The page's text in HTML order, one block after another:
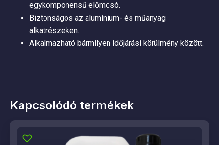
egykomponensű előmosó.
Biztonságos az alumínium- és műanyag
alkatrészeken.
Alkalmazható bármilyen időjárási körülmény között.
Kapcsolódó termékek